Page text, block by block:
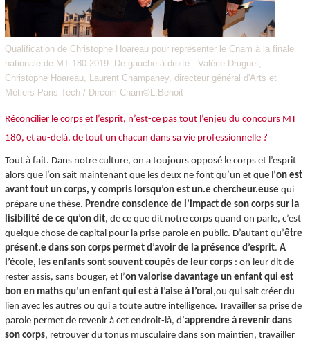
Qualification de Christophe Hoareau pour représenter le Cnam à la finale
nationale de MT 180 2019. De gauche à droite : Valérie Druguet,
Christophe Hoareau, Laurent Champaney, directeur général d'Arts et
Métiers Paris Tech / Dircom Cnam©L.Benoit
Réconcilier le corps et l’esprit, n’est-ce pas tout l’enjeu du concours MT
180, et au-delà, de tout un chacun dans sa vie professionnelle ?
Tout à fait. Dans notre culture, on a toujours opposé le corps et l’esprit
alors que l’on sait maintenant que les deux ne font qu’un et que l’on est
avant tout un corps, y compris lorsqu’on est un.e chercheur.euse qui
prépare une thèse. Prendre conscience de l’impact de son corps sur la
lisibilité de ce qu’on dit, de ce que dit notre corps quand on parle, c’est
quelque chose de capital pour la prise parole en public. D’autant qu’être
présent.e dans son corps permet d’avoir de la présence d’esprit. A
l’école, les enfants sont souvent coupés de leur corps : on leur dit de
rester assis, sans bouger, et l’on valorise davantage un enfant qui est
bon en maths qu’un enfant qui est à l’aise à l’oral,ou qui sait créer du
lien avec les autres ou qui a toute autre intelligence. Travailler sa prise de
parole permet de revenir à cet endroit-là, d’apprendre à revenir dans
son corps, retrouver du tonus musculaire dans son maintien, travailler